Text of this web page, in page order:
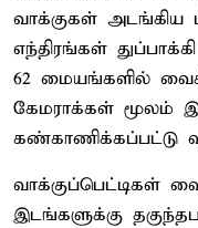
வாக்குகள் அடங்கிய
எந்திரங்கள்
62 மையங்களில்
கேமராக்கள் மூலம்
கண்காணிக்கப்பட்டு
வாக்குப்பெட்டிகள்
இடங்களுக்கு